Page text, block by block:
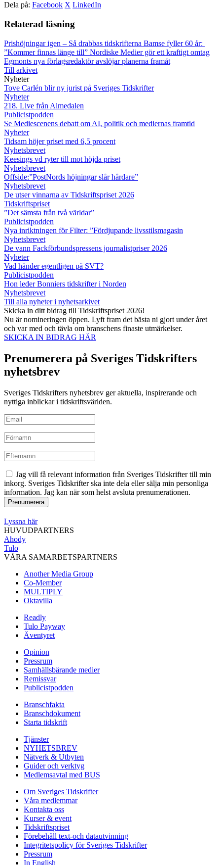
Dela på: Facebook X LinkedIn
Relaterad läsning
Prishöjningar igen – Så drabbas tidskrifterna Bamse fyller 60 år:
”Kommer finnas länge till” Nordiske Medier gör ett kraftigt omtag
Egmonts nya förlagsredaktör avslöjar planerna framåt
Till arkivet
Nyheter
Tove Carlén blir ny jurist på Sveriges Tidskrifter
Nyheter
218. Live från Almedalen
Publicistpodden
Se Mediescenens debatt om AI, politik och mediernas framtid
Nyheter
Tidsam höjer priset med 6,5 procent
Nyhetsbrevet
Keesings vd ryter till mot höjda priset
Nyhetsbrevet
Offside:”PostNords höjningar slår hårdare”
Nyhetsbrevet
De utser vinnarna av Tidskriftspriset 2026
Tidskriftspriset
”Det sämsta från två världar”
Publicistpodden
Nya inriktningen för Filter: ”Fördjupande livsstilsmagasin
Nyhetsbrevet
De vann Fackförbundspressens journalistpriser 2026
Nyheter
Vad händer egentligen på SVT?
Publicistpodden
Hon leder Bonniers tidskrifter i Norden
Nyhetsbrevet
Till alla nyheter i nyhetsarkivet
Skicka in ditt bidrag till Tidskriftspriset 2026!
Nu är nomineringen öppen. Lyft fram det bästa ni gjort under året
och var med och tävla om branschens finaste utmärkelser.
SKICKA IN BIDRAG HÄR
Prenumerera på Sveriges Tidskrifters
nyhetsbrev
Sveriges Tidskrifters nyhetsbrev ger aktuella, inspirerande och
nyttiga inblickar i tidskriftsvärlden.
Jag vill få relevant information från Sveriges Tidskrifter till min
inkorg. Sveriges Tidskrifter ska inte dela eller sälja min personliga
information. Jag kan när som helst avsluta prenumerationen.
Lyssna här
HUVUDPARTNERS
Ahody
Tulo
VÅRA SAMARBETSPARTNERS
Another Media Group
Co-Member
MULTIPLY
Oktavilla
Readly
Tulo Payway
Äventyret
Opinion
Pressrum
Samhällsbärande medier
Remissvar
Publicistpodden
Branschfakta
Branschdokument
Starta tidskrift
Tjänster
NYHETSBREV
Nätverk & Utbyten
Guider och verktyg
Medlemsavtal med BUS
Om Sveriges Tidskrifter
Våra medlemmar
Kontakta oss
Kurser & event
Tidskriftspriset
Förebehåll text-och datautvinning
Integritetspolicy för Sveriges Tidskrifter
Pressrum
In English